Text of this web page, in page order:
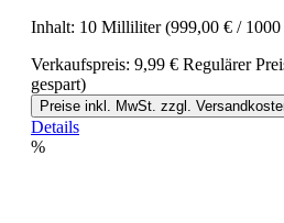
Inhalt: 10 Milliliter(999,00 € /
Verkaufspreis: 9,99 € Regulärer
gespart)
Preise inkl. MwSt. zzgl.
Details
%